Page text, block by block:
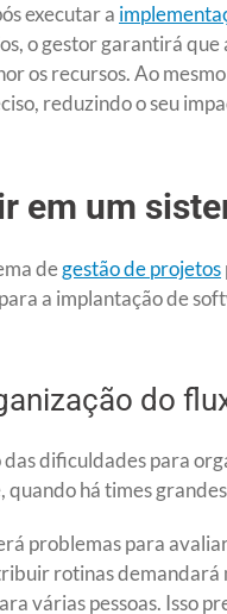
executar a
o gestor garantirá
os recursos. Ao
reduzindo o seu
em um
degestão de projetos
a implantação de
do
dificuldades para
há times
problemas para
rotinas demandará
várias pessoas. Isso